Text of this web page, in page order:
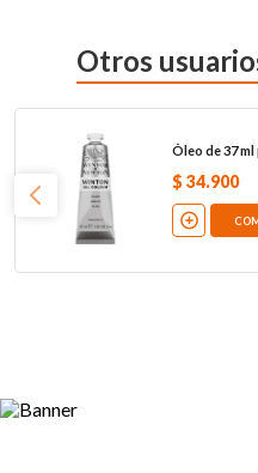
Otros
Óleo de 37
$ 34.900